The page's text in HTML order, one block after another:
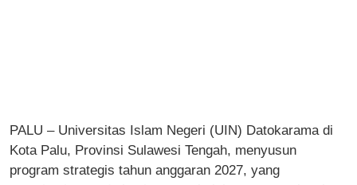
PALU – Universitas Islam Negeri (UIN) Datokarama di
Kota Palu, Provinsi Sulawesi Tengah, menyusun
program strategis tahun anggaran 2027, yang